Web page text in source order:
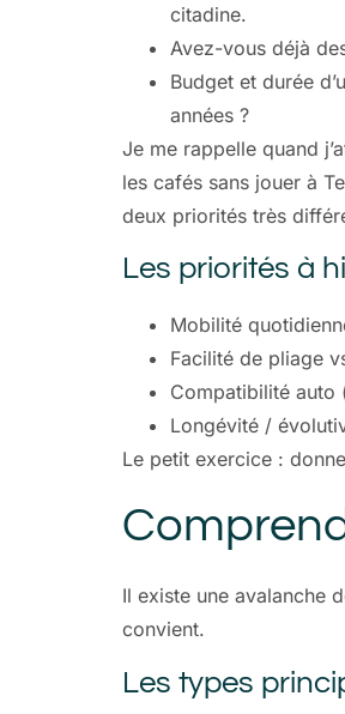
citadine.
Avez-vous déjà
Budget et durée
années ?
Je me rappelle quand
les cafés sans jouer à
deux priorités très
Les priorités à
Mobilité
Facilité de pliage
Compatibilité auto
Longévité /
Le petit exercice :
Il existe une avalanche
convient.
Les types